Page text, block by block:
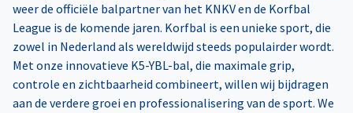
weer de officiële balpartner van het KNKV en de Korfbal
League is de komende jaren. Korfbal is een unieke sport, die
zowel in Nederland als wereldwijd steeds populairder wordt.
Met onze innovatieve K5-YBL-bal, die maximale grip,
controle en zichtbaarheid combineert, willen wij bijdragen
aan de verdere groei en professionalisering van de sport. We